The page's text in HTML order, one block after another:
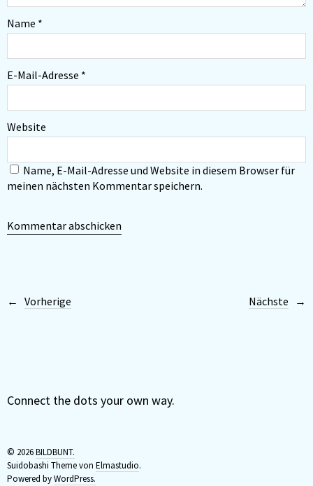
Name *
E-Mail-Adresse *
Website
Name, E-Mail-Adresse und Website in diesem Browser für
meinen nächsten Kommentar speichern.
Vorherige Nächste
Connect the dots your own way.
© 2026BILDBUNT.
Suidobashi Theme von Elmastudio.
Powered byWordPress.